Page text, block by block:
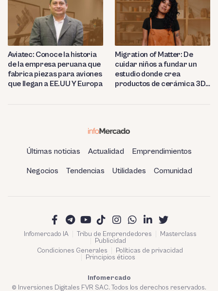
Aviatec: Conoce la historia
de la empresa peruana que
fabrica piezas para aviones
que llegan a EE.UU Y Europa
Migration of Matter: De
cuidar niños a fundar un
estudio donde crea
productos de cerámica 3D
Últimas noticias Actualidad Emprendimientos
Negocios Tendencias Utilidades Comunidad
Infomercado IA Tribu de Emprendedores
Masterclass
Publicidad
Condiciones Generales
Políticas de privacidad
Principios éticos
Infomercado
© Inversiones Digitales FVR SAC. Todos los derechos reservados.